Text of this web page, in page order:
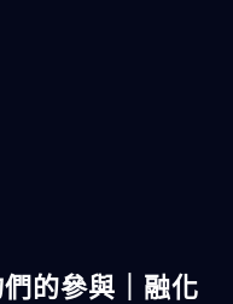
的參與｜融化